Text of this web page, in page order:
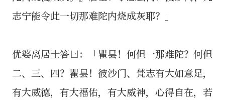
志宁能令此一切那难陀内烧成灰耶？」
优婆离居士答曰：「瞿昙！何但一那难陀？何但
二、三、四？瞿昙！彼沙门、梵志有大如意足，
有大威德，有大福佑，有大威神，心得自在，若